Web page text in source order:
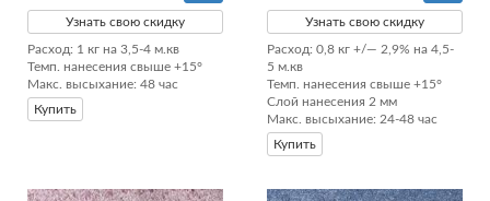
Узнать свою скидку
Расход: 1 кг на 3,5-4 м.кв
Темп. нанесения свыше +15°
Макс. высыхание: 48 час
Купить
Узнать свою скидку
Расход: 0,8 кг +/— 2,9% на 4,5-
5 м.кв
Темп. нанесения свыше +15°
Слой нанесения 2 мм
Макс. высыхание: 24-48 час
Купить